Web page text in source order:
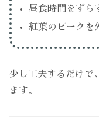
昼食時間をずら
紅葉のピークを
少し工夫するだけで
ます。